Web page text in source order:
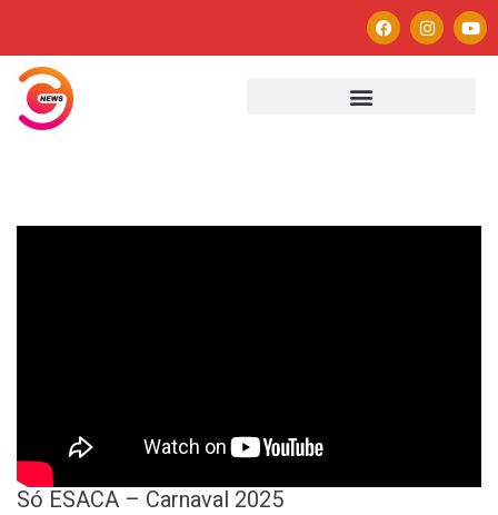
Só ESACA – Carnaval 2025